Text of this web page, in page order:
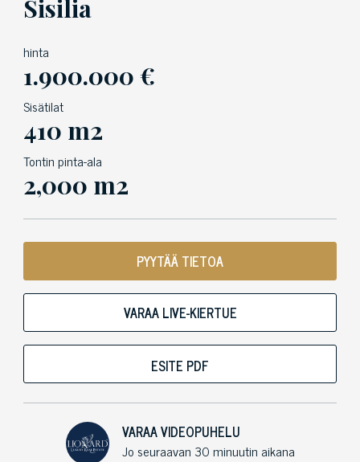
Sisilia
hinta
1.900.000 €
Sisätilat
410 m2
Tontin pinta-ala
2,000 m2
PYYTÄÄ TIETOA
VARAA LIVE-KIERTUE
ESITE PDF
VARAA VIDEOPUHELU
Jo seuraavan 30 minuutin aikana